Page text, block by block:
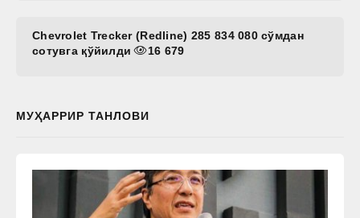
Chevrolet Trecker (Redline) 285 834 080 сўмдан
сотувга қўйилди
16 679
МУҲАРРИР ТАНЛОВИ